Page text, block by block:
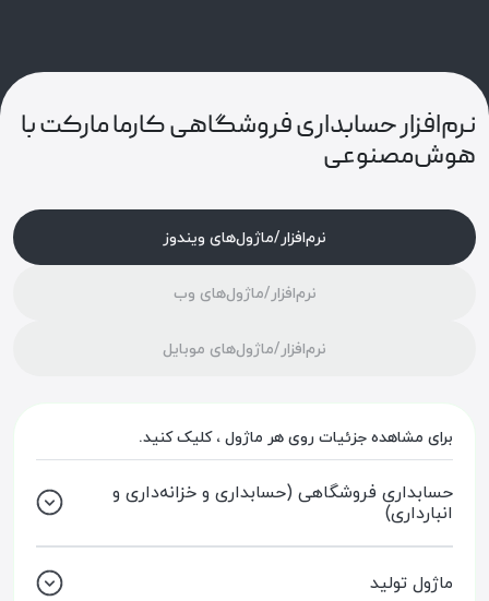
نرم‌افزار حسابداری فروشگاهی کارما مارکت با
هوش‌مصنوعی
نرم‌افزار/ماژول‌های ویندوز
نرم‌افزار/ماژول‌های وب
نرم‌افزار/ماژول‌های موبایل
برای مشاهده جزئیات روی هر ماژول ، کلیک کنید.
حسابداری فروشگاهی (حسابداری و خزانه‌داری و
انبارداری)
ماژول تولید